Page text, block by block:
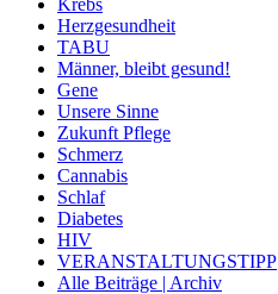
Krebs
Herzgesundheit
TABU
Männer, bleibt gesund!
Gene
Unsere Sinne
Zukunft Pflege
Schmerz
Cannabis
Schlaf
Diabetes
HIV
VERANSTALTUNGSTIPP
Alle Beiträge | Archiv